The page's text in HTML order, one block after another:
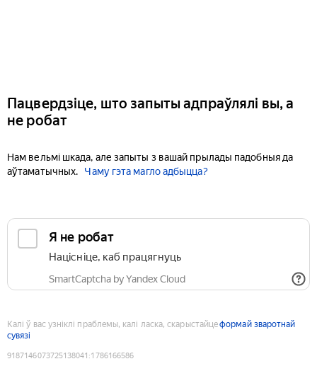
Пацвердзіце, што запыты адпраўлялі вы, а
не робат
Нам вельмі шкада, але запыты з вашай прылады падобныя да
аўтаматычных.
Чаму гэта магло адбыцца?
Я не робат
Націсніце, каб працягнуць
SmartCaptcha by Yandex Cloud
Калі ў вас узніклі праблемы, калі ласка, скарыстайцеформай зваротнай
сувязі
9187146073725138041 :1786166586